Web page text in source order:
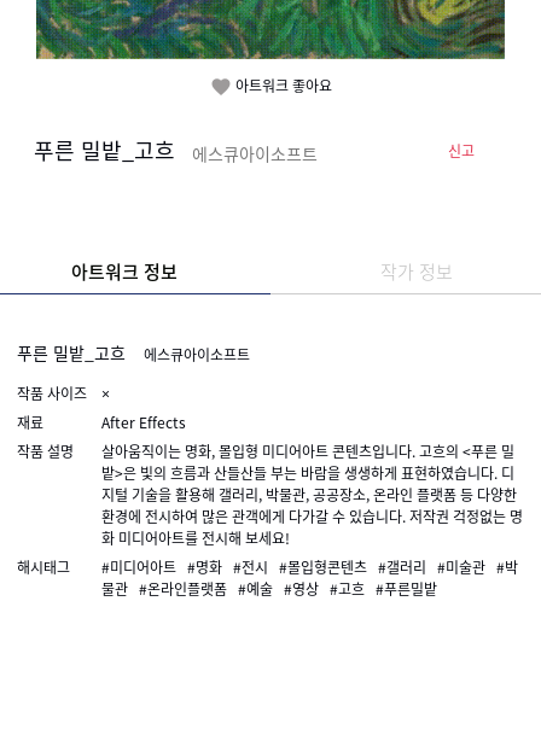
 아트워크 좋아요
푸른 밀밭_고흐 에스큐아이소프트 신고
아트워크 정보 작가 정보
푸른 밀밭_고흐
에스큐아이소프트
작품 사이즈
×
재료
After Effects
작품 설명
살아움직이는 명화, 몰입형 미디어아트 콘텐츠입니다. 고흐의 <푸른 밀
밭>은 빛의 흐름과 산들산들 부는 바람을 생생하게 표현하였습니다. 디
지털 기술을 활용해 갤러리, 박물관, 공공장소, 온라인 플랫폼 등 다양한
환경에 전시하여 많은 관객에게 다가갈 수 있습니다. 저작권 걱정없는 명
화 미디어아트를 전시해 보세요!
해시태그
#미디어아트 #명화 #전시 #몰입형콘텐츠 #갤러리 #미술관 #박
물관 #온라인플랫폼 #예술 #영상 #고흐 #푸른밀밭